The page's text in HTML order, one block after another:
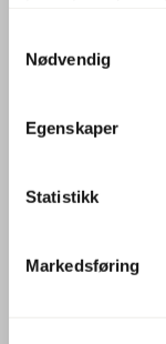
Nødvendig
Egenskaper
Statistikk
Markedsføring
Trenger du
prosjekt?